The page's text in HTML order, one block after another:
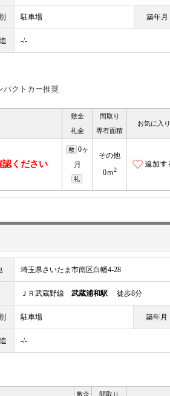
駐車場 築年月
-/-
パクトカー推奨
敷金
礼金
間取り
専有面積
お気に入り
ください
敷 0ヶ
月
礼
その他
0ｍ2
埼玉県さいたま市南区白幡4-28
ＪＲ武蔵野線 武蔵浦和駅 徒歩8分
駐車場 築年月
-/-
敷金 間取り